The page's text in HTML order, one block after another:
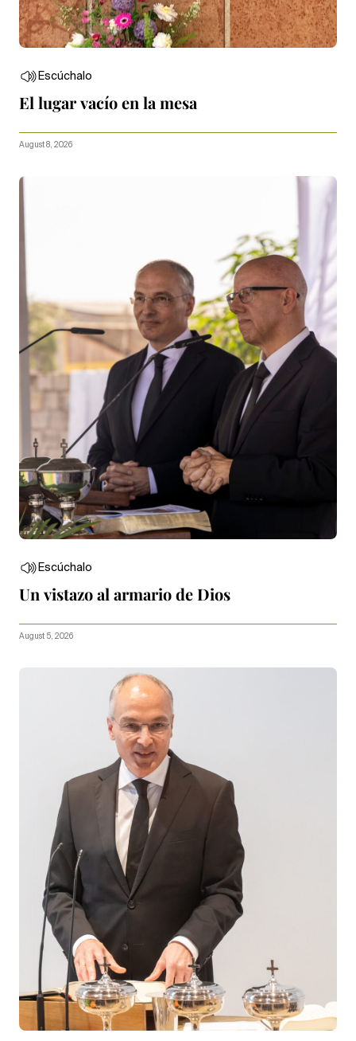
Escúchalo
El lugar vacío en la mesa
August 8, 2026
Escúchalo
Un vistazo al armario de Dios
August 5, 2026